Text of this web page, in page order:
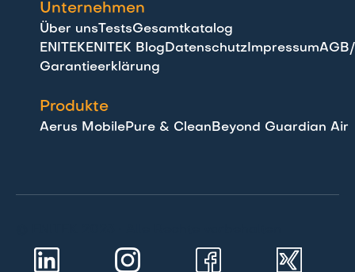
Unternehmen
Über uns TestsGesamtkatalog
ENITEK ENITEK Blog DatenschutzImpressumAGB/
Garantieerklärung
Produkte
Aerus MobilePure & Clean Beyond Guardian Air